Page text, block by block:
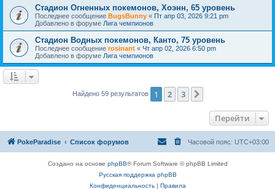
Стадион Огненных покемонов, Хоэнн, 65 уровень
Последнее сообщение BugsBunny « Пт апр 03, 2026 9:21 pm
Добавлено в форуме Лига чемпионов
Стадион Водных покемонов, Канто, 75 уровень
Последнее сообщение rosinant « Чт апр 02, 2026 6:50 pm
Добавлено в форуме Лига чемпионов
Найдено 59 результатов 1 2 3
Перейти
PokeParadise Список форумов Часовой пояс: UTC+03:00
Создано на основе phpBB® Forum Software © phpBB Limited
Русская поддержка phpBB
Конфиденциальность| Правила